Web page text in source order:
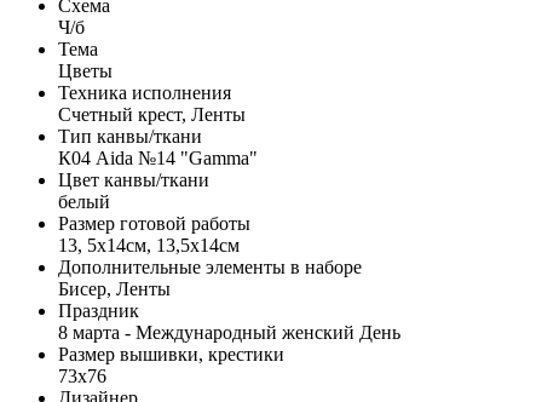
Схема
Ч/б
Тема
Цветы
Техника исполнения
Счетный крест, Ленты
Тип канвы/ткани
К04 Aida №14 "Gamma"
Цвет канвы/ткани
белый
Размер готовой работы
13, 5x14см, 13,5x14см
Дополнительные элементы в наборе
Бисер, Ленты
Праздник
8 марта - Международный женский День
Размер вышивки, крестики
73x76
Дизайнер